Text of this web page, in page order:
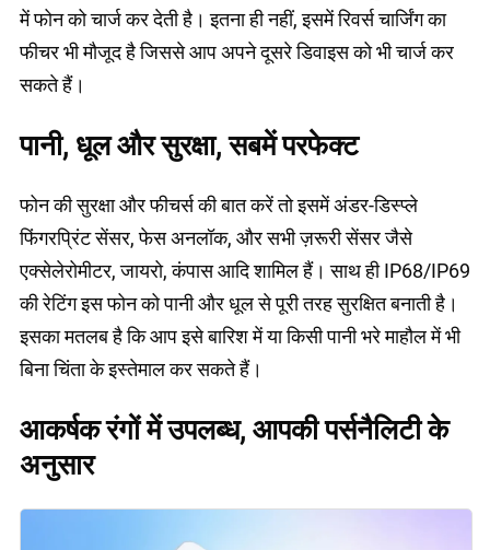
में फोन को चार्ज कर देती है। इतना ही नहीं, इसमें रिवर्स चार्जिंग का
फीचर भी मौजूद है जिससे आप अपने दूसरे डिवाइस को भी चार्ज कर
सकते हैं।
पानी, धूल और सुरक्षा, सबमें परफेक्ट
फोन की सुरक्षा और फीचर्स की बात करें तो इसमें अंडर-डिस्प्ले
फिंगरप्रिंट सेंसर, फेस अनलॉक, और सभी ज़रूरी सेंसर जैसे
एक्सेलेरोमीटर, जायरो, कंपास आदि शामिल हैं। साथ ही IP68/IP69
की रेटिंग इस फोन को पानी और धूल से पूरी तरह सुरक्षित बनाती है।
इसका मतलब है कि आप इसे बारिश में या किसी पानी भरे माहौल में भी
बिना चिंता के इस्तेमाल कर सकते हैं।
आकर्षक रंगों में उपलब्ध, आपकी पर्सनैलिटी के
अनुसार